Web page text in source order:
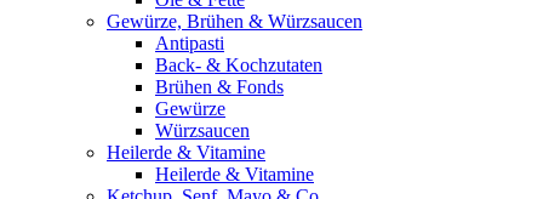
Gewürze, Brühen & Würzsaucen
Antipasti
Back- & Kochzutaten
Brühen & Fonds
Gewürze
Würzsaucen
Heilerde & Vitamine
Heilerde & Vitamine